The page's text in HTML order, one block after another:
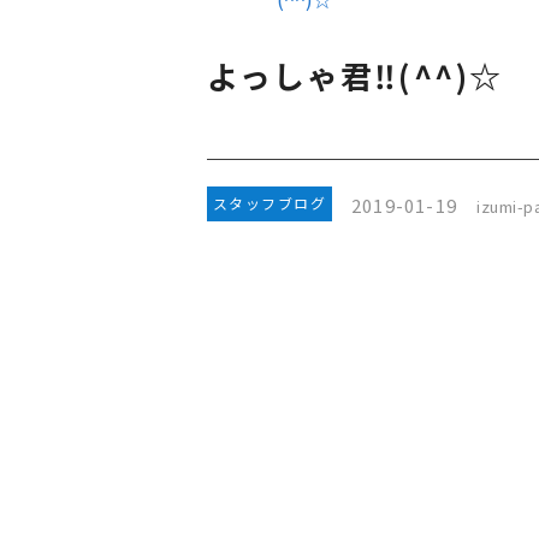
よっしゃ君‼(^^)☆
スタッフブログ 2019-01-19 izumi-